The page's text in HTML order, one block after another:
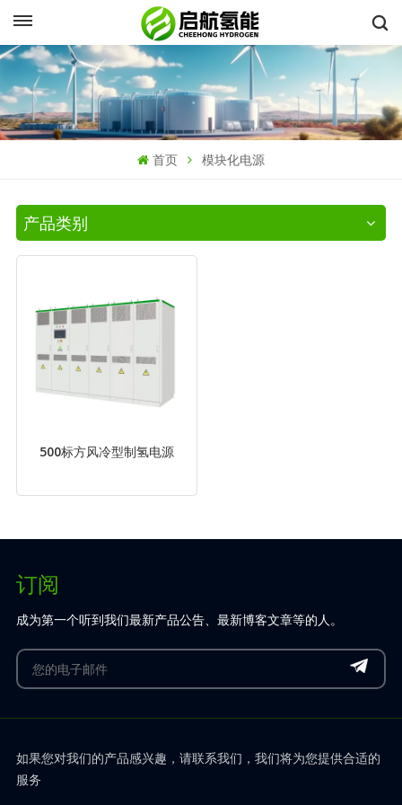
首页 模块化电源
产品类别
500标方风冷型制氢电源
订阅
成为第一个听到我们最新产品公告、最新博客文章等的人。
如果您对我们的产品感兴趣，请联系我们，我们将为您提供合适的
服务